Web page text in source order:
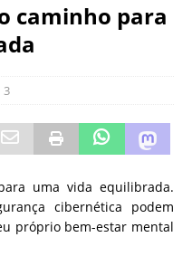
caminho para
3
uma vida equilibrada.
cibernética podem
próprio bem-estar mental